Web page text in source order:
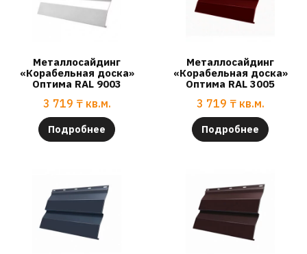
Металлосайдинг
«Корабельная доска»
Оптима RAL 9003
3 719 ₸ кв.м.
Подробнее
Металлосайдинг
«Корабельная доска»
Оптима RAL 3005
3 719 ₸ кв.м.
Подробнее